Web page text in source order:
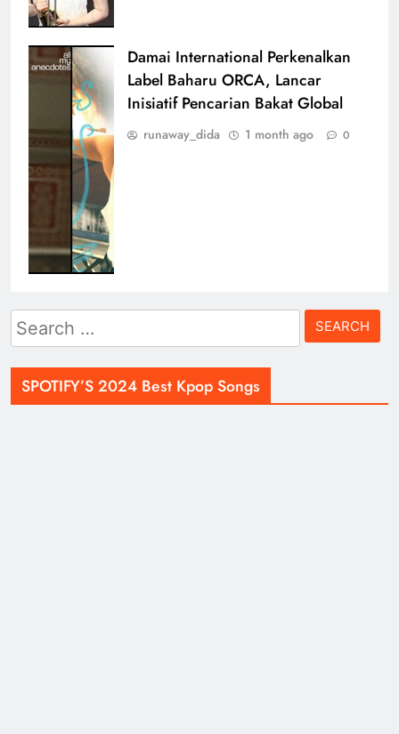
Damai International Perkenalkan
Label Baharu ORCA, Lancar
Inisiatif Pencarian Bakat Global
runaway_dida 1 month ago 0
Search
for:
SPOTIFY’S 2024 Best Kpop Songs